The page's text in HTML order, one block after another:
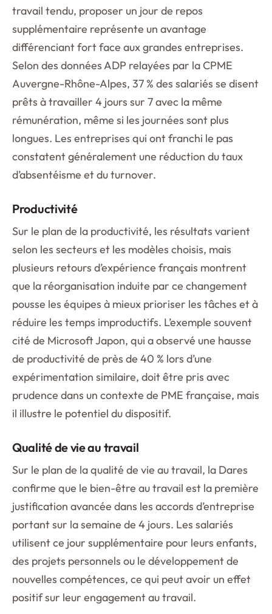
travail tendu, proposer un jour de repos
supplémentaire représente un avantage
différenciant fort face aux grandes entreprises.
Selon des données ADP relayées par la CPME
Auvergne-Rhône-Alpes, 37 % des salariés se disent
prêts à travailler 4 jours sur 7 avec la même
rémunération, même si les journées sont plus
longues. Les entreprises qui ont franchi le pas
constatent généralement une réduction du taux
d’absentéisme et du turnover.
Productivité
Sur le plan de la productivité, les résultats varient
selon les secteurs et les modèles choisis, mais
plusieurs retours d’expérience français montrent
que la réorganisation induite par ce changement
pousse les équipes à mieux prioriser les tâches et à
réduire les temps improductifs. L’exemple souvent
cité de Microsoft Japon, qui a observé une hausse
de productivité de près de 40 % lors d’une
expérimentation similaire, doit être pris avec
prudence dans un contexte de PME française, mais
il illustre le potentiel du dispositif.
Qualité de vie au travail
Sur le plan de la qualité de vie au travail, la Dares
confirme que le bien-être au travail est la première
justification avancée dans les accords d’entreprise
portant sur la semaine de 4 jours. Les salariés
utilisent ce jour supplémentaire pour leurs enfants,
des projets personnels ou le développement de
nouvelles compétences, ce qui peut avoir un effet
positif sur leur engagement au travail.